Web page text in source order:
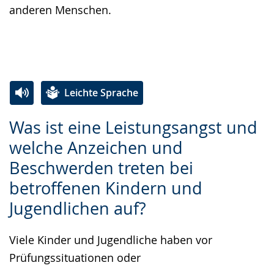
anderen Menschen.
Was ist eine Leistungsangst und
welche Anzeichen und
Beschwerden treten bei
betroffenen Kindern und
Jugendlichen auf?
Viele Kinder und Jugendliche haben vor
Prüfungssituationen oder
Leichte Sprache
Leichten
Sprache
wechseln.
Audio-
Unterstützung.
Video
in
Deutscher
Gebärdensprache
wird
angezeigt.